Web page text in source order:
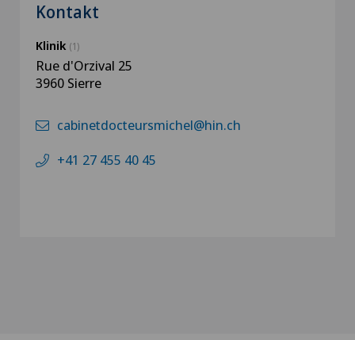
Kontakt
Klinik (1)
Rue d'Orzival 25
3960 Sierre
cabinetdocteursmichel@hin.ch
+41 27 455 40 45